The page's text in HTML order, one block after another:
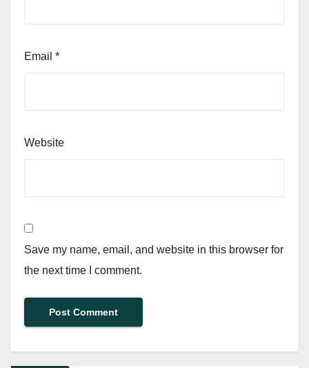
Email *
Website
Save my name, email, and website in this browser for
the next time I comment.